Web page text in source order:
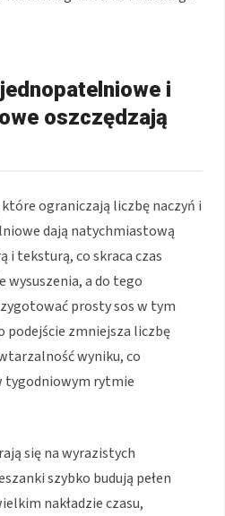
i
oszczędzają
ograniczają liczbę naczyń i
dają natychmiastową
teksturą, co skraca czas
wysuszenia, a do tego
prosty sos w tym
podejście zmniejsza liczbę
wyniku, co
tygodniowym rytmie
się na wyrazistych
szybko budują pełen
nakładzie czasu,